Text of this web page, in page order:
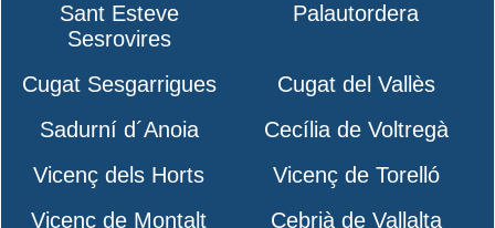
Sant Esteve
Sesrovires
Palautordera
Cugat Sesgarrigues
Cugat del Vallès
Sadurní d´Anoia
Cecília de Voltregà
Vicenç dels Horts
Vicenç de Torelló
Vicenç de Montalt
Cebrià de Vallalta